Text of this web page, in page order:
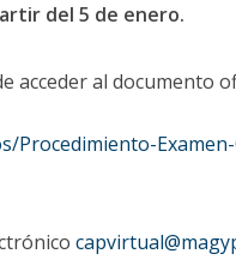
del 5 de enero.
acceder al documento
Procedimiento-